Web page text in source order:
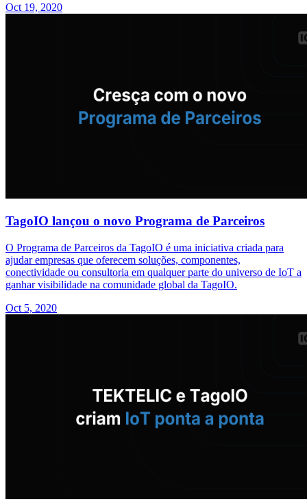
Oct 19, 2020
TagoIO lançou o novo Programa de Parceiros
O Programa de Parceiros da TagoIO é uma iniciativa criada para
ajudar empresas que oferecem soluções, componentes,
conectividade ou consultoria em qualquer parte do universo de IoT a
ganhar visibilidade na comunidade global da TagoIO.
Oct 5, 2020